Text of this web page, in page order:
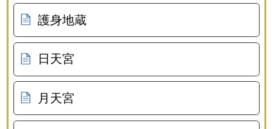
護身地蔵
日天宮
月天宮